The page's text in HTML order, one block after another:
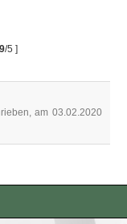
/5 ]
am 03.02.2020